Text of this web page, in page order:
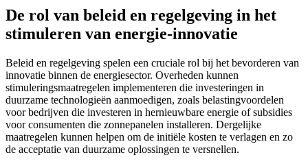
De rol van beleid en regelgeving in het
stimuleren van energie-innovatie
Beleid en regelgeving spelen een cruciale rol bij het bevorderen van
innovatie binnen de energiesector. Overheden kunnen
stimuleringsmaatregelen implementeren die investeringen in
duurzame technologieën aanmoedigen, zoals belastingvoordelen
voor bedrijven die investeren in hernieuwbare energie of subsidies
voor consumenten die zonnepanelen installeren. Dergelijke
maatregelen kunnen helpen om de initiële kosten te verlagen en zo
de acceptatie van duurzame oplossingen te versnellen.